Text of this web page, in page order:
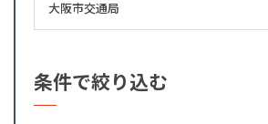
大阪市交通局
条件で絞り込む